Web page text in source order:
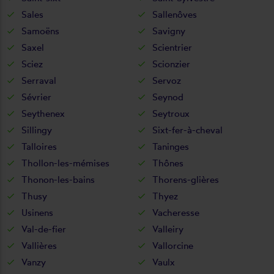
Sales
Sallenôves
Samoëns
Savigny
Saxel
Scientrier
Sciez
Scionzier
Serraval
Servoz
Sévrier
Seynod
Seythenex
Seytroux
Sillingy
Sixt-fer-à-cheval
Talloires
Taninges
Thollon-les-mémises
Thônes
Thonon-les-bains
Thorens-glières
Thusy
Thyez
Usinens
Vacheresse
Val-de-fier
Valleiry
Vallières
Vallorcine
Vanzy
Vaulx